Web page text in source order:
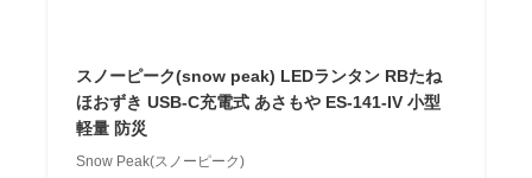
スノーピーク(snow peak) LEDランタン RBたね
ほおずき USB-C充電式 あさもや ES-141-IV 小型
軽量 防災
Snow Peak(スノーピーク)